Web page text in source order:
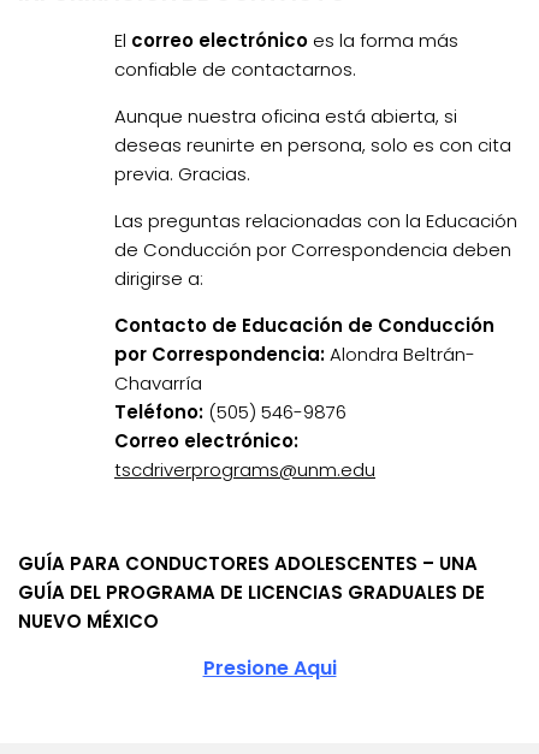
El correo electrónico es la forma más
confiable de contactarnos.
Aunque nuestra oficina está abierta, si
deseas reunirte en persona, solo es con cita
previa. Gracias.
Las preguntas relacionadas con la Educación
de Conducción por Correspondencia deben
dirigirse a:
Contacto de Educación de Conducción
por Correspondencia:Alondra Beltrán-
Chavarría
Teléfono: (505) 546-9876
Correo electrónico:
tscdriverprograms@unm.edu
GUÍA PARA CONDUCTORES ADOLESCENTES – UNA
GUÍA DEL PROGRAMA DE LICENCIAS GRADUALES DE
NUEVO MÉXICO
Presione Aqui